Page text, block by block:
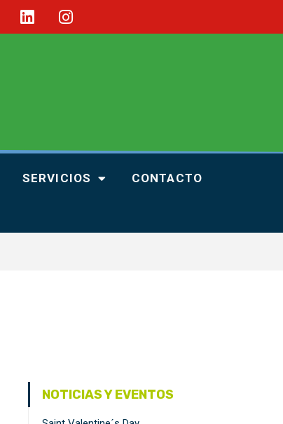
SERVICIOS CONTACTO
NOTICIAS Y EVENTOS